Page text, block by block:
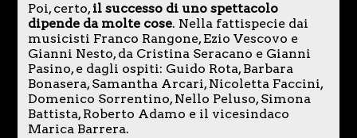
Poi, certo,il successo di uno spettacolo
dipende da molte cose. Nella fattispecie dai
musicisti Franco Rangone, Ezio Vescovo e
Gianni Nesto, da Cristina Seracano e Gianni
Pasino, e dagli ospiti: Guido Rota, Barbara
Bonasera, Samantha Arcari, Nicoletta Faccini,
Domenico Sorrentino, Nello Peluso, Simona
Battista, Roberto Adamo e il vicesindaco
Marica Barrera.